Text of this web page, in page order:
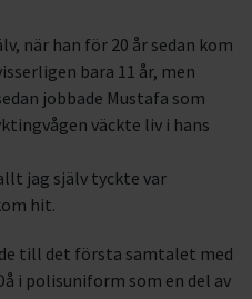
när han för 20 år sedan kom
bara 11 år, men
jobbade Mustafa som
väckte liv i hans
jag själv tyckte var
hit.
till det första samtalet med
i polisuniform som en del av